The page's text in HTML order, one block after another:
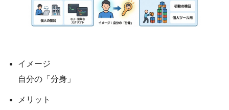
イメージ
自分の「分身」
メリット